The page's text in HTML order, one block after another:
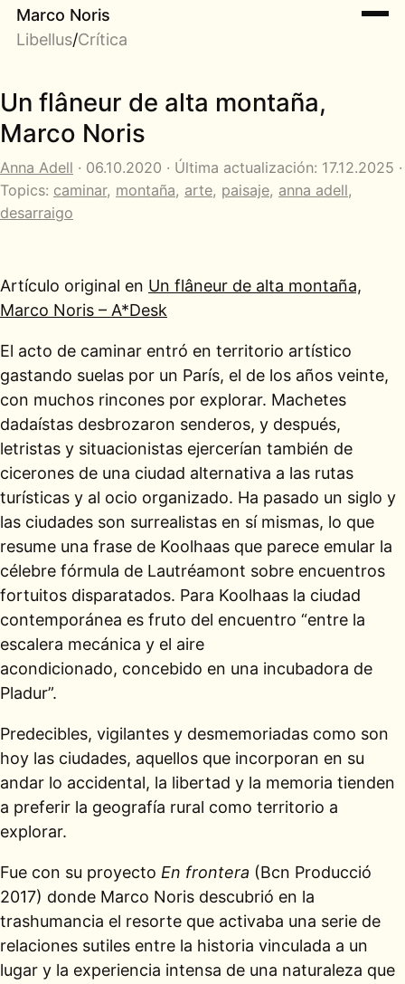
Marco Noris
Libellus/Crítica
Un flâneur de alta montaña,
Marco Noris
Anna Adell · 06.10.2020 · Última actualización: 17.12.2025 ·
Topics: caminar, montaña, arte, paisaje, anna adell,
desarraigo
Artículo original en Un flâneur de alta montaña,
Marco Noris – A*Desk
El acto de caminar entró en territorio artístico
gastando suelas por un París, el de los años veinte,
con muchos rincones por explorar. Machetes
dadaístas desbrozaron senderos, y después,
letristas y situacionistas ejercerían también de
cicerones de una ciudad alternativa a las rutas
turísticas y al ocio organizado. Ha pasado un siglo y
las ciudades son surrealistas en sí mismas, lo que
resume una frase de Koolhaas que parece emular la
célebre fórmula de Lautréamont sobre encuentros
fortuitos disparatados. Para Koolhaas la ciudad
contemporánea es fruto del encuentro “entre la
escalera mecánica y el aire
acondicionado, concebido en una incubadora de
Pladur”.
Predecibles, vigilantes y desmemoriadas como son
hoy las ciudades, aquellos que incorporan en su
andar lo accidental, la libertad y la memoria tienden
a preferir la geografía rural como territorio a
explorar.
Fue con su proyecto En frontera (Bcn Producció
2017) donde Marco Noris descubrió en la
trashumancia el resorte que activaba una serie de
relaciones sutiles entre la historia vinculada a un
lugar y la experiencia intensa de una naturaleza que